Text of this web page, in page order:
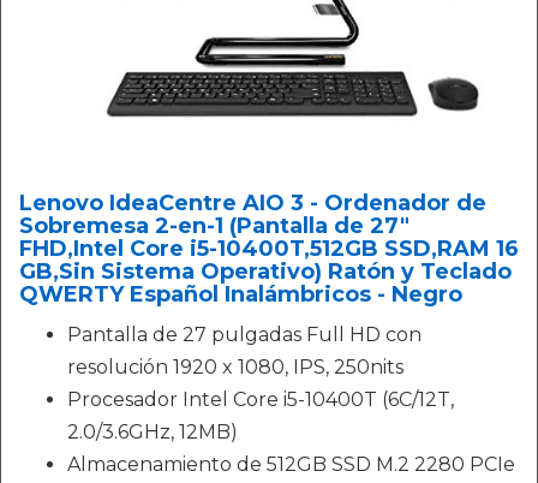
Lenovo IdeaCentre AIO 3 - Ordenador de
Sobremesa 2-en-1 (Pantalla de 27"
FHD,Intel Core i5-10400T,512GB SSD,RAM 16
GB,Sin Sistema Operativo) Ratón y Teclado
QWERTY Español Inalámbricos - Negro
Pantalla de 27 pulgadas Full HD con
resolución 1920 x 1080, IPS, 250nits
Procesador Intel Core i5-10400T (6C/12T,
2.0/3.6GHz, 12MB)
Almacenamiento de 512GB SSD M.2 2280 PCIe